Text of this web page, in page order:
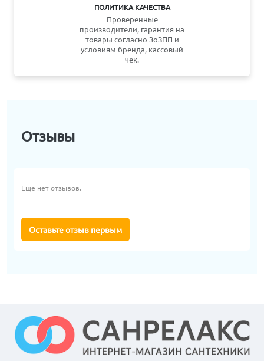
ПОЛИТИКА КАЧЕСТВА
Проверенные
производители, гарантия на
товары согласно ЗоЗПП и
условиям бренда, кассовый
чек.
Отзывы
Еще нет отзывов.
Оставьте отзыв первым